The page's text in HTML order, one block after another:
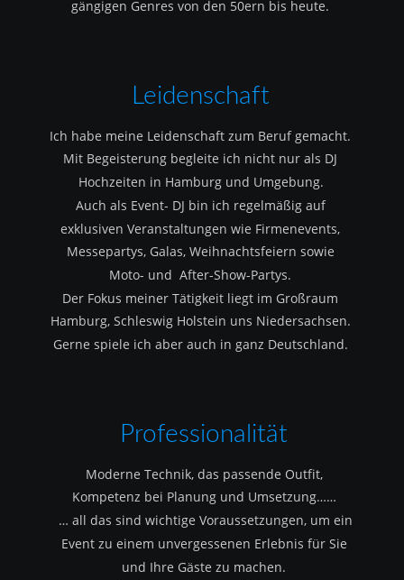
gängigen Genres von den 50ern bis heute.
Leidenschaft
Ich habe meine Leidenschaft zum Beruf gemacht.
Mit Begeisterung begleite ich nicht nur als DJ
Hochzeiten in Hamburg und Umgebung.
Auch als Event- DJ bin ich regelmäßig auf
exklusiven Veranstaltungen wie Firmenevents,
Messepartys, Galas, Weihnachtsfeiern sowie
Moto- und  After-Show-Partys.
Der Fokus meiner Tätigkeit liegt im Großraum
Hamburg, Schleswig Holstein uns Niedersachsen.
Gerne spiele ich aber auch in ganz Deutschland.
Professionalität
Moderne Technik, das passende Outfit,
Kompetenz bei Planung und Umsetzung……
… all das sind wichtige Voraussetzungen, um ein
Event zu einem unvergessenen Erlebnis für Sie
und Ihre Gäste zu machen.